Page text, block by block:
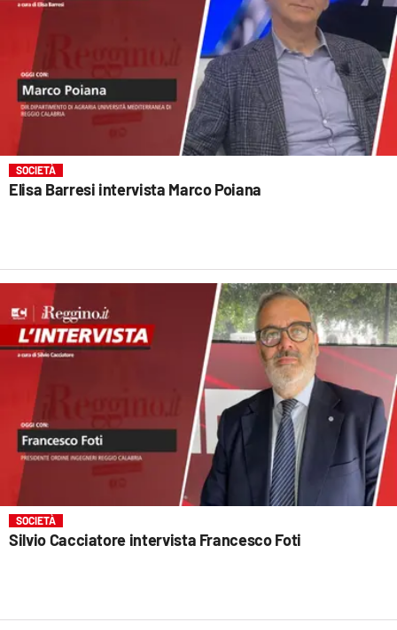
SOCIETÀ
Elisa Barresi intervista Marco Poiana
SOCIETÀ
Silvio Cacciatore intervista Francesco Foti